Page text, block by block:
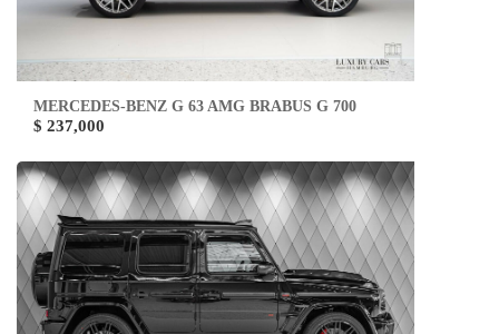
MERCEDES-BENZ G 63 AMG BRABUS G 700
$ 237,000